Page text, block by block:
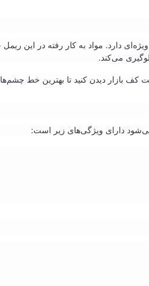
ویژه‌ای دارد. مواد به کار رفته در این
می‌کند.
کف بازار دیدن کنید تا بهترین خط
دارای ویژگی‌های زیر است: